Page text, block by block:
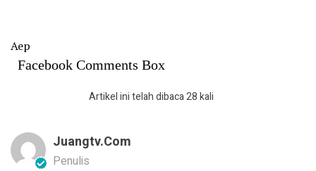
Aep
Facebook Comments Box
Artikel ini telah dibaca 28 kali
Juangtv.com
Penulis